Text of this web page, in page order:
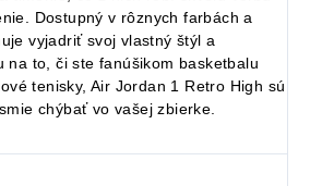
Dostupný v rôznych farbách a
vyjadriť svoj vlastný štýl a
na to, či ste fanúšikom basketbalu
tenisky, Air Jordan 1 Retro High sú
chýbať vo vašej zbierke.